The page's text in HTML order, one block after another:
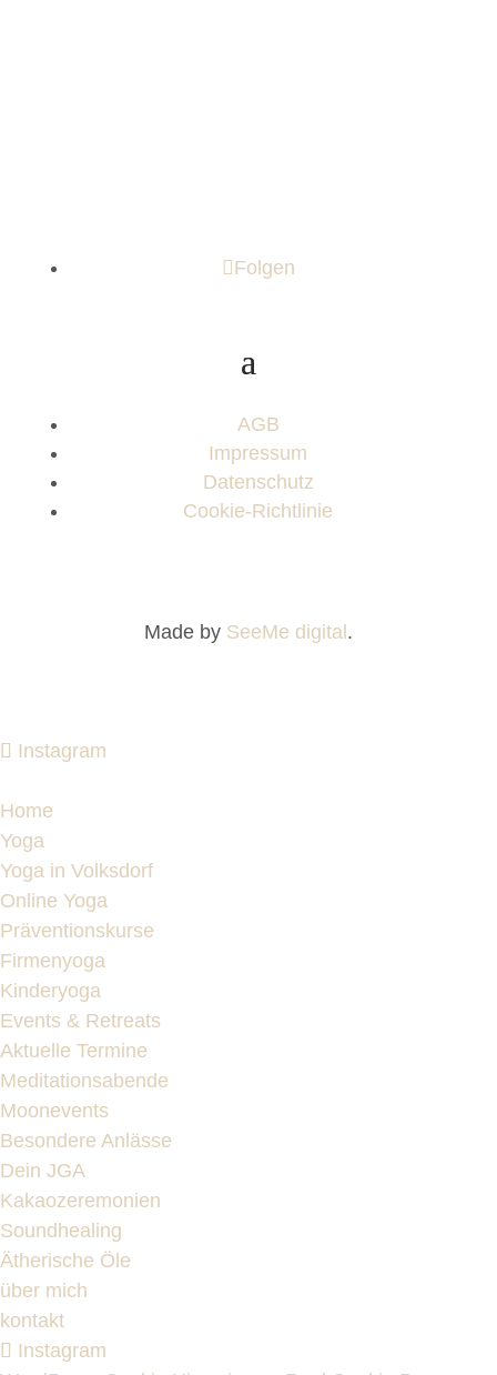
Folgen
AGB
Impressum
Datenschutz
Cookie-Richtlinie
Made by SeeMe digital .
Instagram
Home
Yoga
Yoga in Volksdorf
Online Yoga
Präventionskurse
Firmenyoga
Kinderyoga
Events & Retreats
Aktuelle Termine
Meditationsabende
Moonevents
Besondere Anlässe
Dein JGA
Kakaozeremonien
Soundhealing
Ätherische Öle
über mich
kontakt
Instagram